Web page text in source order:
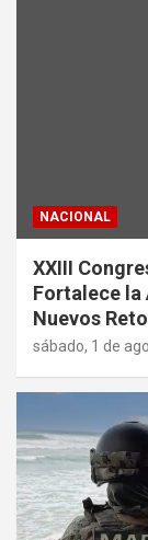
NACIONAL
XXIII
Fortalece la
Nuevos
sábado, 1 de